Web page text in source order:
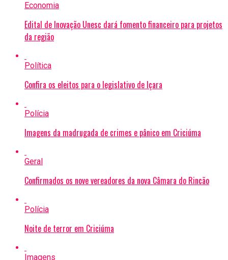
Economia
Edital de Inovação Unesc dará fomento financeiro para projetos
da região
Política
Confira os eleitos para o legislativo de Içara
Polícia
Imagens da madrugada de crimes e pânico em Criciúma
Geral
Confirmados os nove vereadores da nova Câmara do Rincão
Polícia
Noite de terror em Criciúma
Imagens